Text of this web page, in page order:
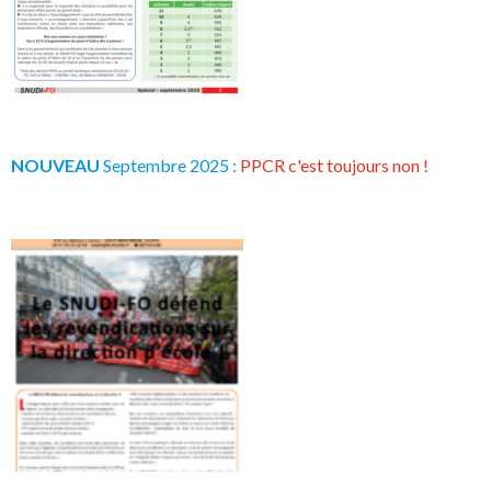
NOUVEAU Septembre 2025 : PPCR c'est toujours non !